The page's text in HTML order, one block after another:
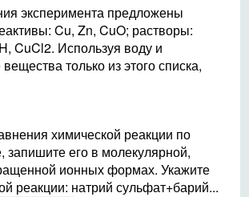
эксперимента предложены
Cu, Zn, CuO; растворы:
CuCl2. Используя воду и
только из этого списка,
химической реакции по
запишите его в молекулярной,
ионных формах. Укажите
реакции: натрий сульфат+барий...